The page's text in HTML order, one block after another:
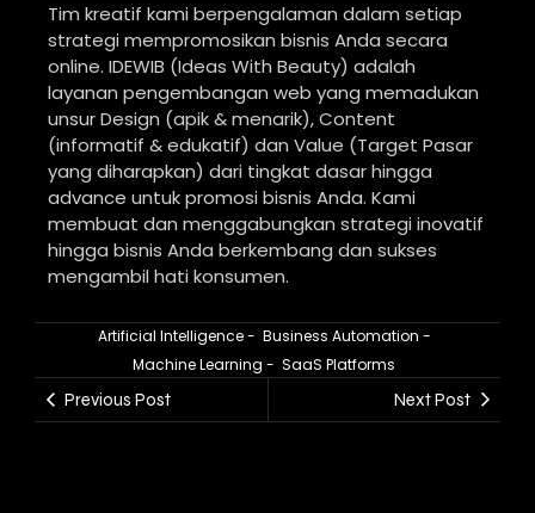
Tim kreatif kami berpengalaman dalam setiap
strategi mempromosikan bisnis Anda secara
online. IDEWIB (Ideas With Beauty) adalah
layanan pengembangan web yang memadukan
unsur Design (apik & menarik), Content
(informatif & edukatif) dan Value (Target Pasar
yang diharapkan) dari tingkat dasar hingga
advance untuk promosi bisnis Anda. Kami
membuat dan menggabungkan strategi inovatif
hingga bisnis Anda berkembang dan sukses
mengambil hati konsumen.
Artificial Intelligence- Business Automation -
Machine Learning - SaaS Platforms
Previous Post Next Post